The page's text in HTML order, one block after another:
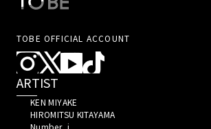
TOBE OFFICIAL ACCOUNT
ARTIST
KEN MIYAKE
HIROMITSU KITAYAMA